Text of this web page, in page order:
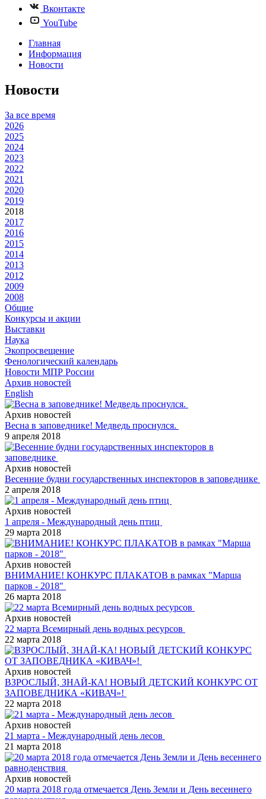
Вконтакте
YouTube
Главная
Информация
Новости
Новости
За все время
2026
2025
2024
2023
2022
2021
2020
2019
2018
2017
2016
2015
2014
2013
2012
2009
2008
Общие
Конкурсы и акции
Выставки
Наука
Экопросвещение
Фенологический календарь
Новости МПР России
Архив новостей
English
Архив новостей
Весна в заповеднике! Медведь проснулся.
9 апреля 2018
Архив новостей
Весенние будни государственных инспекторов в заповеднике
2 апреля 2018
Архив новостей
1 апреля - Международный день птиц
29 марта 2018
Архив новостей
ВНИМАНИЕ! КОНКУРС ПЛАКАТОВ в рамках "Марша
парков - 2018"
26 марта 2018
Архив новостей
22 марта Всемирный день водных ресурсов
22 марта 2018
Архив новостей
ВЗРОСЛЫЙ, ЗНАЙ-КА! НОВЫЙ ДЕТСКИЙ КОНКУРС ОТ
ЗАПОВЕДНИКА «КИВАЧ»!
22 марта 2018
Архив новостей
21 марта - Международный день лесов
21 марта 2018
Архив новостей
20 марта 2018 года отмечается День Земли и День весеннего